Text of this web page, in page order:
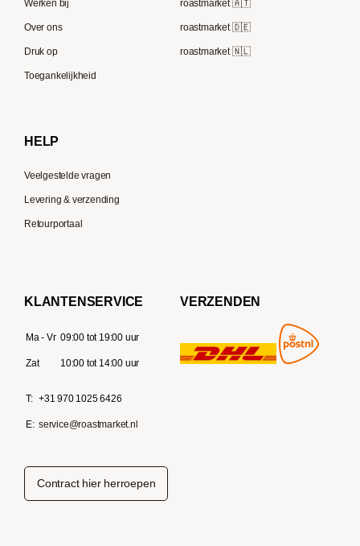
Speicherstadt Kaffee
Supremo
Moccamaster
Werken bij
Over ons
Druk op
Toegankelijkheid
roastmarket 🇦🇹
roastmarket 🇩🇪
roastmarket 🇳🇱
HELP
Veelgestelde vragen
Levering & verzending
Retourportaal
KLANTENSERVICE
Ma - Vr 09:00 tot 19:00 uur
Zat 10:00 tot 14:00 uur
T: +31 970 1025 6426
E: service@roastmarket.nl
VERZENDEN
Contract hier herroepen